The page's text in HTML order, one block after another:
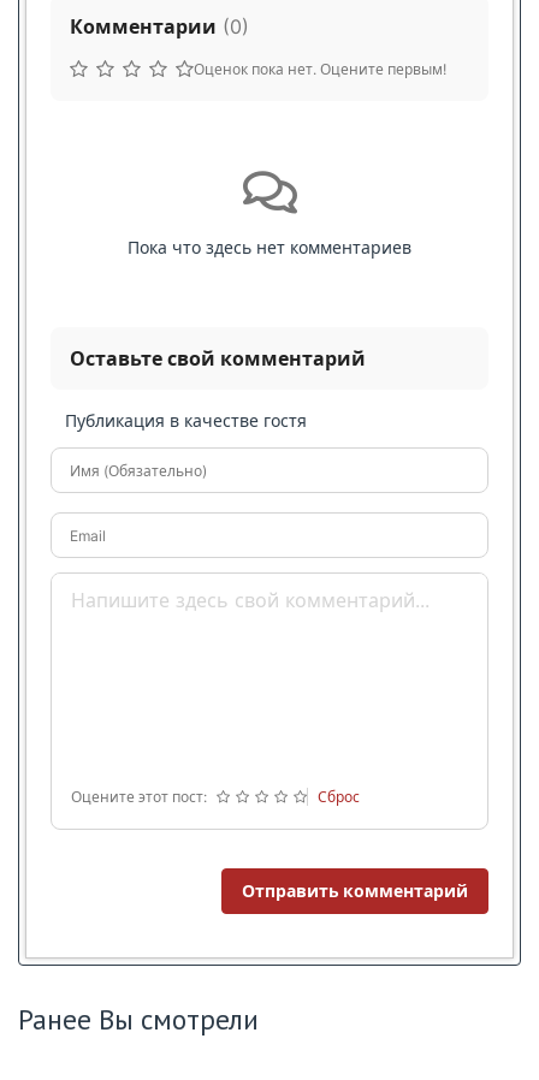
Комментарии (0)
Оценок пока нет. Оцените первым!
Пока что здесь нет комментариев
Оставьте свой комментарий
Публикация в качестве гостя
Имя (Обязательно)
Email
Оцените этот пост: Сброс
Отправить комментарий
Ранее Вы смотрели